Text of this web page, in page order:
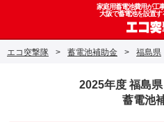
家庭用蓄電池費用が工
大阪で蓄電池を設置す
エコ突撃隊 > 蓄電池補助金 > 福島県
2025年度 福島
蓄電池